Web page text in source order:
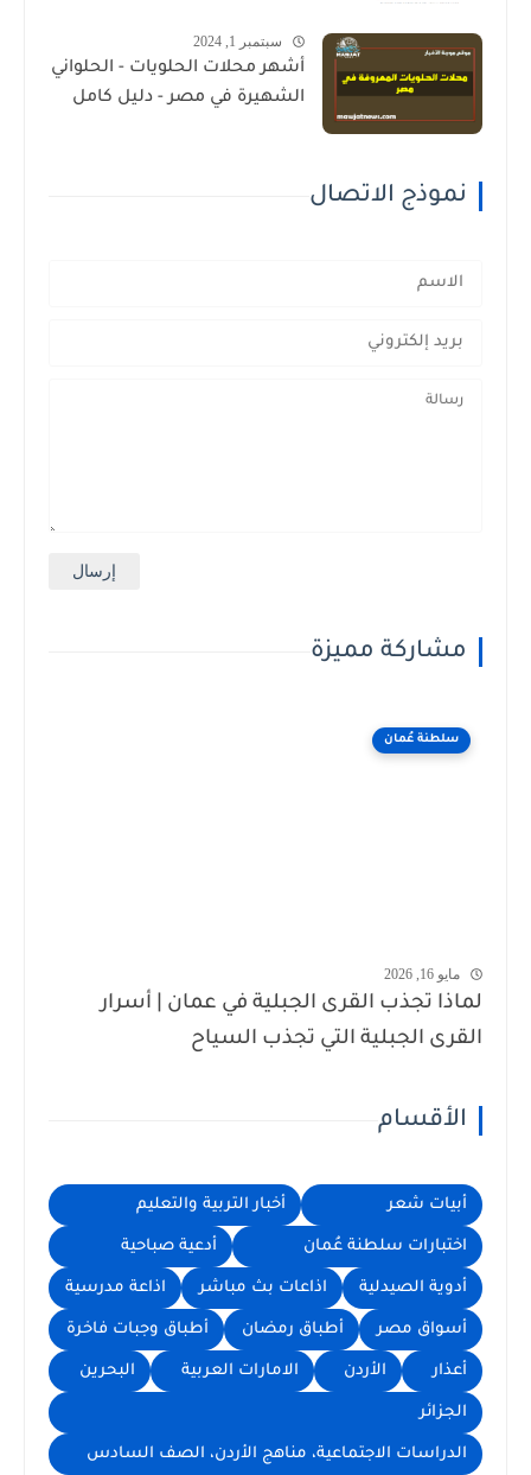
سبتمبر 1, 2024
أشهر محلات الحلويات - الحلواني
الشهيرة في مصر - دليل كامل
نموذج الاتصال
مشاركة مميزة
سلطنة عُمان
مايو 16, 2026
لماذا تجذب القرى الجبلية في عمان | أسرار
القرى الجبلية التي تجذب السياح
الأقسام
أبيات شعر أخبار التربية والتعليم
اختبارات سلطنة عُمان أدعية صباحية
أدوية الصيدلية اذاعات بث مباشر اذاعة مدرسية
أسواق مصر أطباق رمضان أطباق وجبات فاخرة
أعذار الأردن الامارات العربية البحرين
الجزائر
الدراسات الاجتماعية، مناهج الأردن، الصف السادس